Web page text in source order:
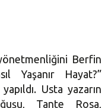
yönetmenliğini Berfin
Yaşanır Hayat?”
Usta yazarın
Tante Rosa,